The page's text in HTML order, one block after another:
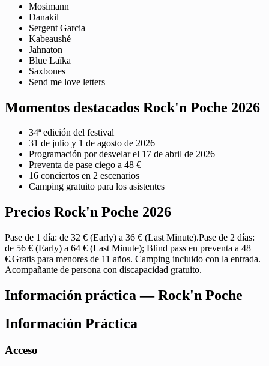
Mosimann
Danakil
Sergent Garcia
Kabeaushé
Jahnaton
Blue Laïka
Saxbones
Send me love letters
Momentos destacados Rock'n Poche 2026
34ª edición del festival
31 de julio y 1 de agosto de 2026
Programación por desvelar el 17 de abril de 2026
Preventa de pase ciego a 48 €
16 conciertos en 2 escenarios
Camping gratuito para los asistentes
Precios Rock'n Poche 2026
Pase de 1 día: de 32 € (Early) a 36 € (Last Minute).Pase de 2 días:
de 56 € (Early) a 64 € (Last Minute); Blind pass en preventa a 48
€.Gratis para menores de 11 años. Camping incluido con la entrada.
Acompañante de persona con discapacidad gratuito.
Información práctica — Rock'n Poche
Información Práctica
Acceso